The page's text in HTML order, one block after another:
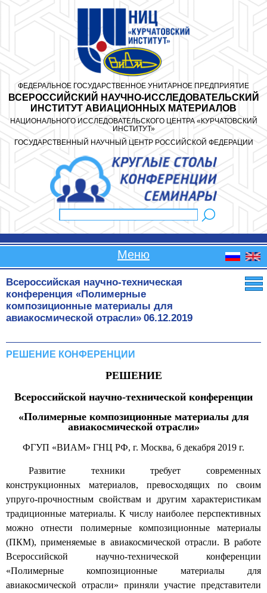
ФЕДЕРАЛЬНОЕ ГОСУДАРСТВЕННОЕ УНИТАРНОЕ ПРЕДПРИЯТИЕ
ВСЕРОССИЙСКИЙ НАУЧНО-ИССЛЕДОВАТЕЛЬСКИЙ
ИНСТИТУТ АВИАЦИОННЫХ МАТЕРИАЛОВ
НАЦИОНАЛЬНОГО ИССЛЕДОВАТЕЛЬСКОГО ЦЕНТРА «КУРЧАТОВСКИЙ
ИНСТИТУТ»
ГОСУДАРСТВЕННЫЙ НАУЧНЫЙ ЦЕНТР РОССИЙСКОЙ ФЕДЕРАЦИИ
Форма поиска
Меню
Всероссийская научно-техническая
конференция «Полимерные
композиционные материалы для
авиакосмической отрасли» 06.12.2019
РЕШЕНИЕ КОНФЕРЕНЦИИ
РЕШЕНИЕ
Всероссийской научно-технической конференции
«Полимерные композиционные материалы для
авиакосмической отрасли»
ФГУП «ВИАМ» ГНЦ РФ, г. Москва, 6 декабря 2019 г.
Развитие техники требует современных
конструкционных материалов, превосходящих по своим
упруго-прочностным свойствам и другим характеристикам
традиционные материалы. К числу наиболее перспективных
можно отнести полимерные композиционные материалы
(ПКМ), применяемые в авиакосмической отрасли. В работе
Всероссийской научно-технической конференции
«Полимерные композиционные материалы для
авиакосмической отрасли» приняли участие представители